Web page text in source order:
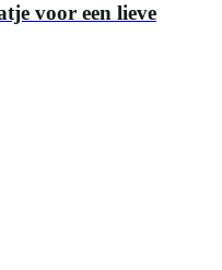
voor een lieve